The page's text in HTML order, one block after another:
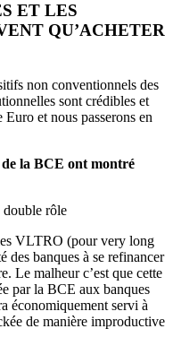
ET LES
QU’ACHETER
non conventionnels des
sont crédibles et
et nous passerons en
de la BCE ont montré
double rôle
VLTRO (pour very long
des banques à se refinancer
Le malheur c’est que cette
par la BCE aux banques
économiquement servi à
de manière improductive